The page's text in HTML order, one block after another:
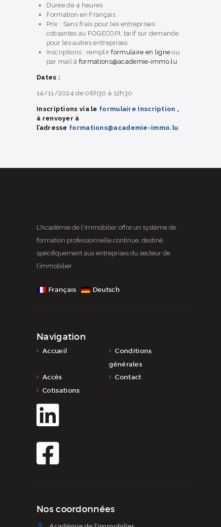
Durée de 4 heures
Formation en Français
Prix : Sans frais pour les entreprises
cotisantes au FOGECOPI, tarif sur demande
pour les autres entreprises
Inscriptions : remplirformulaire en ligne ou
par mail à formations@academie-immo.lu
Dates :
14/11/2024 de 08h30 à 12h30
Inscriptions via le formulaire Inscription ,
à renvoyer à
l’adresse formations@academie-immo.lu
L'Académie de l'immobilier offre un système de
formation professionnelle continue, destiné
spécifiquement aux entreprises du secteur de
l’immobilier.
Français Deutsch
Navigation
Accueil
Conditions
générales
Accès
Contact
Cotisations
Nos coordonnées